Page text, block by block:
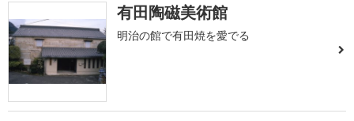
有田陶磁美術館
明治の館で有田焼を愛でる